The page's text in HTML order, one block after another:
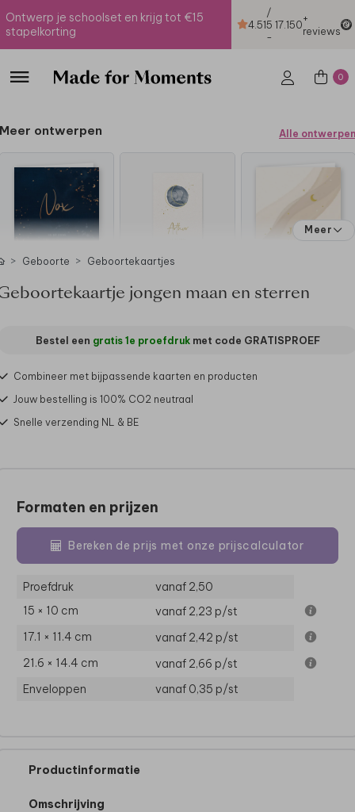
Ontwerp je schoolset en krijg tot €15
stapelkorting
4.51
/
5
-
17.150+
reviews
0
Meer ontwerpen Alle ontwerpen
Meer
Geboorte Geboortekaartjes
jongen maan en sterren
Bestel een gratis 1e proefdrukmet code GRATISPROEF
Combineer met bijpassende kaarten en producten
Jouw bestelling is 100% CO2 neutraal
Snelle verzending NL & BE
Formaten en prijzen
Bereken de prijs met onze prijscalculator
Proefdruk
vanaf 2,50
15 × 10 cm
vanaf 2,23 p/st
17.1 × 11.4 cm
vanaf 2,42 p/st
21.6 × 14.4 cm
vanaf 2,66 p/st
Enveloppen
vanaf 0,35 p/st
Productinformatie
Omschrijving